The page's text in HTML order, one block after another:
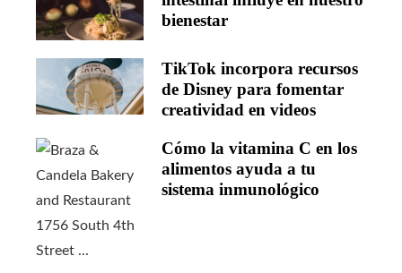
bienestar
TikTok incorpora recursos
de Disney para fomentar
creatividad en videos
Cómo la vitamina C en los
alimentos ayuda a tu
sistema inmunológico